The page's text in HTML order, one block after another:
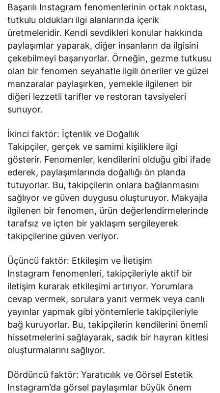
Başarılı Instagram fenomenlerinin ortak noktası,
tutkulu oldukları ilgi alanlarında içerik
üretmeleridir. Kendi sevdikleri konular hakkında
paylaşımlar yaparak, diğer insanların da ilgisini
çekebilmeyi başarıyorlar. Örneğin, gezme tutkusu
olan bir fenomen seyahatle ilgili öneriler ve güzel
manzaralar paylaşırken, yemekle ilgilenen bir
diğeri lezzetli tarifler ve restoran tavsiyeleri
sunuyor.
İkinci faktör: İçtenlik ve Doğallık
Takipçiler, gerçek ve samimi kişiliklere ilgi
gösterir. Fenomenler, kendilerini olduğu gibi ifade
ederek, paylaşımlarında doğallığı ön planda
tutuyorlar. Bu, takipçilerin onlara bağlanmasını
sağlıyor ve güven duygusu oluşturuyor. Makyajla
ilgilenen bir fenomen, ürün değerlendirmelerinde
tarafsız ve içten bir yaklaşım sergileyerek
takipçilerine güven veriyor.
Üçüncü faktör: Etkileşim ve İletişim
Instagram fenomenleri, takipçileriyle aktif bir
iletişim kurarak etkileşimi artırıyor. Yorumlara
cevap vermek, sorulara yanıt vermek veya canlı
yayınlar yapmak gibi yöntemlerle takipçileriyle
bağ kuruyorlar. Bu, takipçilerin kendilerini önemli
hissetmelerini sağlayarak, sadık bir hayran kitlesi
oluşturmalarını sağlıyor.
Dördüncü faktör: Yaratıcılık ve Görsel Estetik
Instagram’da görsel paylaşımlar büyük önem